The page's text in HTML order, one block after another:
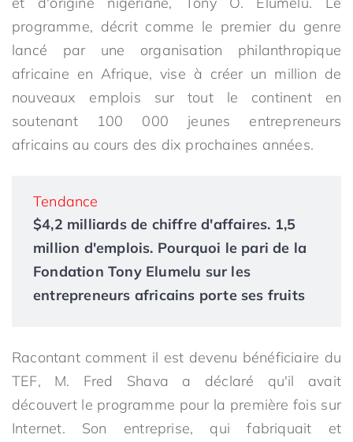
programme, décrit comme le premier du genre
lancé par une organisation philanthropique
africaine en Afrique, vise à créer un million de
nouveaux emplois sur tout le continent en
soutenant 100 000 jeunes entrepreneurs
africains au cours des dix prochaines années.
Tendance
$4,2 milliards de chiffre d'affaires. 1,5
million d'emplois. Pourquoi le pari de la
Fondation Tony Elumelu sur les
entrepreneurs africains porte ses fruits
Racontant comment il est devenu bénéficiaire du
TEF, M. Fred Shava a déclaré qu'il avait
découvert le programme pour la première fois sur
Internet. Son entreprise, qui fabriquait et